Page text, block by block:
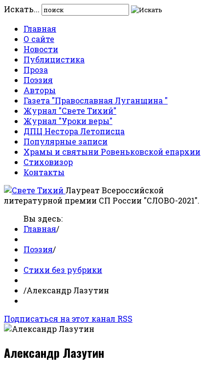
Искать...
Главная
О сайте
Новости
Публицистика
Проза
Поэзия
Авторы
Газета "Православная Луганщина "
Журнал "Свете Тихий"
Журнал "Уроки веры"
ДПЦ Нестора Летописца
Популярные записи
Храмы и святыни Ровеньковской епархии
Стиховизор
Контакты
Лауреат Всероссийской
литературной премии СП России "СЛОВО-2021".
Вы здесь:
Главная/
Поэзия/
Стихи без рубрики
/Александр Лазутин
Подписаться на этот канал RSS
Александр Лазутин